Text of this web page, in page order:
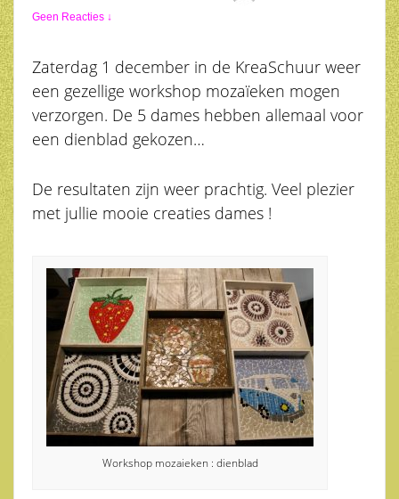
Geen Reacties ↓
Zaterdag 1 december in de KreaSchuur weer
een gezellige workshop mozaïeken mogen
verzorgen. De 5 dames hebben allemaal voor
een dienblad gekozen…
De resultaten zijn weer prachtig. Veel plezier
met jullie mooie creaties dames !
Workshop mozaieken : dienblad